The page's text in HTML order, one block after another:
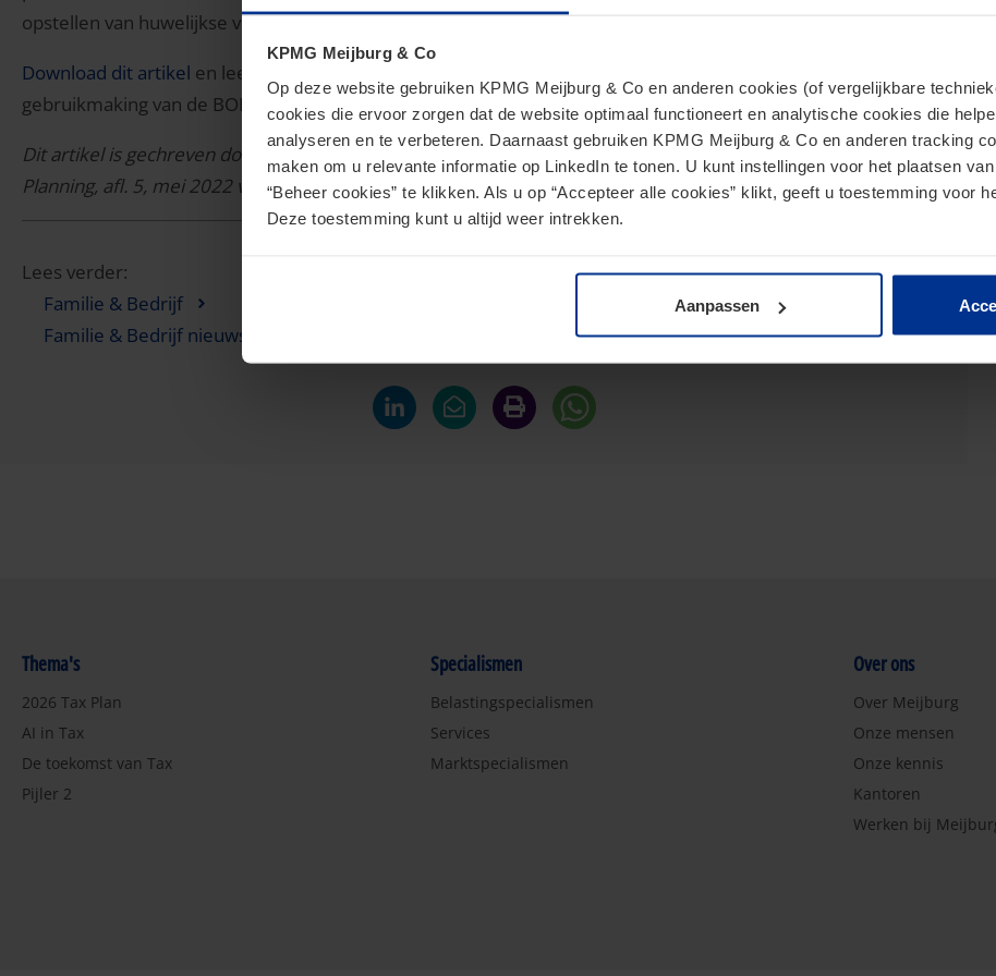
KPMG Meijburg & Co
Op deze website gebruiken KPMG Meijburg & Co en anderen cookies (of vergelijkbare
cookies die ervoor zorgen dat de website optimaal functioneert en analytische cookies die
analyseren en te verbeteren. Daarnaast gebruiken KPMG Meijburg & Co en anderen tracking
maken om u relevante informatie op LinkedIn te tonen. U kunt instellingen voor het plaatsen
“Beheer cookies” te klikken. Als u op “Accepteer alle cookies” klikt, geeft u toestemming voor
Deze toestemming kunt u altijd weer intrekken.
Aanpassen
opstellen van huwelijkse voorwaarden; het privé houden van het vermogen.
Download dit artikel en lees meer over de inhoud van de huwelijkse voorwaarden en de aandachtspunten bij
gebruikmaking van de BOR.
Dit artikel is gechreven door Charlotte Zandvoort-Gerritsen en is eerder verschenen in Vakblad Financiële
Planning, afl. 5, mei 2022 van Uitgever Wolters Kluwer.
Lees verder:
Familie & Bedrijf
Familie & Bedrijf nieuws
Thema's
2026 Tax Plan
AI in Tax
De toekomst van Tax
Pijler 2
Specialismen
Belastingspecialismen
Services
Marktspecialismen
Over ons
Over Meijburg
Onze mensen
Onze kennis
Kantoren
Werken bij